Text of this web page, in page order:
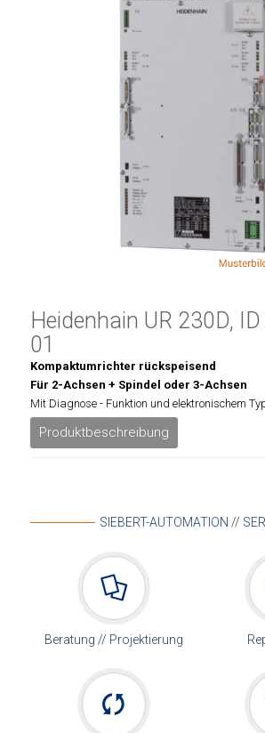
Heidenhain UR 230D,
01
Kompaktumrichter rückspeisend
Für 2-Achsen + Spindel oder 3-Achsen
Mit Diagnose - Funktion und elektronischem
Produktbeschreibung
SIEBERT-AUTOMATION //
Beratung // Projektierung